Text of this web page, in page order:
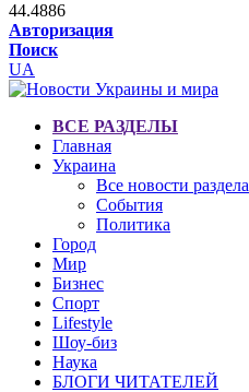
44.4886
Авторизация
Поиск
UA
ВСЕ РАЗДЕЛЫ
Главная
Украина
Все новости раздела
События
Политика
Город
Мир
Бизнес
Спорт
Lifestyle
Шоу-биз
Наука
БЛОГИ ЧИТАТЕЛЕЙ